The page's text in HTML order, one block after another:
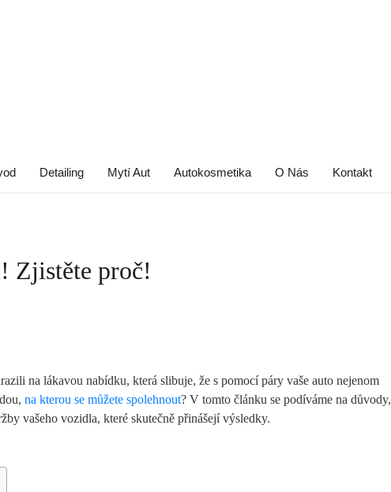
Detailing Mytí Aut Autokosmetika O Nás Kontakt
Zjistěte proč!
na lákavou nabídku, která slibuje, že s pomocí páry vaše auto nejenom
na kterou se můžete spolehnout? V tomto článku se podíváme na důvody,
vašeho vozidla, které skutečně přinášejí výsledky.